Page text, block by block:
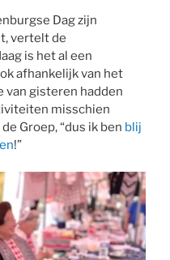
Dag zijn
vertelt de
is het al een
afhankelijk van het
van gisteren hadden
misschien
Groep, “dus ik ben blij
!”